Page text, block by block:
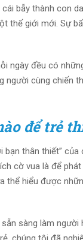
bẫy thành con
thế giới mới. Sự
ngày đều có
người cùng chiến
để trẻ
bạn thân thiết”
cờ vua là để
hiểu được
sàng làm